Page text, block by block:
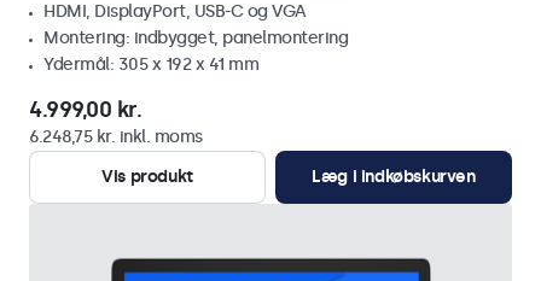
HDMI, DisplayPort, USB-C og VGA
Montering: indbygget, panelmontering
Ydermål: 305 x 192 x 41 mm
4.999,00 kr.
6.248,75 kr. inkl. moms
Vis produkt
Læg i indkøbskurven